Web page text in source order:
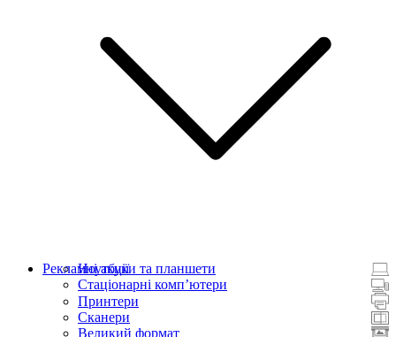
Ноутбуки та планшети
Стаціонарні комп’ютери
Принтери
Сканери
Великий формат
Рекламні акції